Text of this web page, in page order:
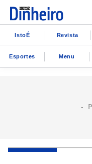
IstoÉ Revista
Esportes Menu